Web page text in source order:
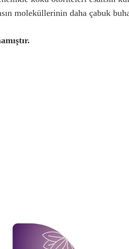
moleküllerinin daha çabuk